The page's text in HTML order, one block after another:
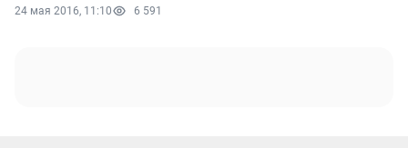
24 мая 2016, 11:10 6 591